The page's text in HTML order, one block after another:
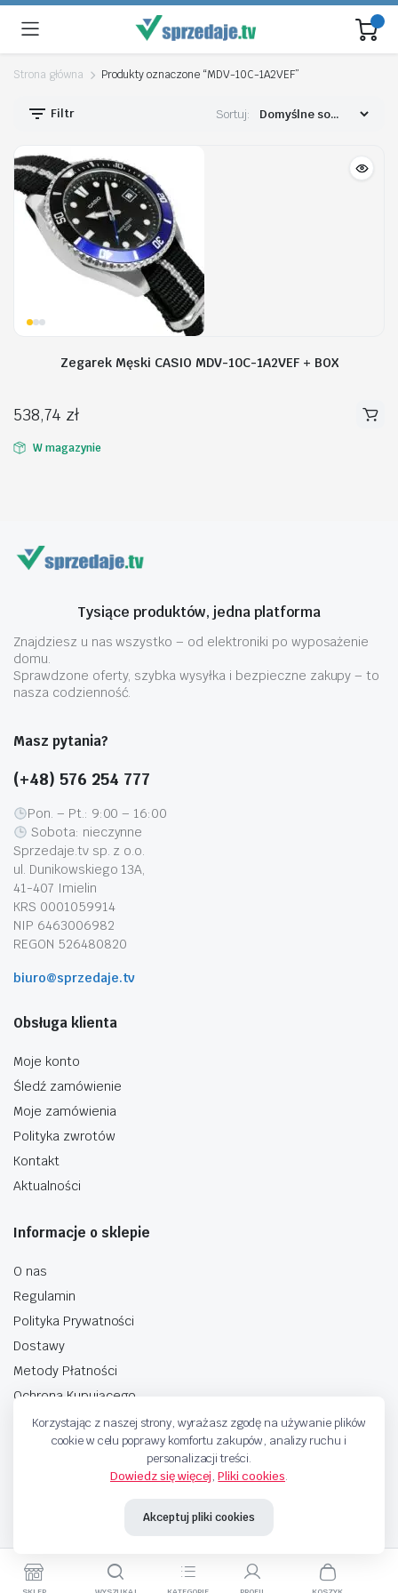
Strona główna Produkty oznaczone “MDV-10C-1A2VEF”
Filtr Sortuj:
Zegarek Męski CASIO MDV-10C-1A2VEF + BOX
538,74 zł
W magazynie
Tysiące produktów, jedna platforma
Znajdziesz u nas wszystko – od elektroniki po wyposażenie
domu.
Sprawdzone oferty, szybka wysyłka i bezpieczne zakupy – to
nasza codzienność.
Masz pytania?
(+48) 576 254 777
Pon. – Pt.: 9:00 – 16:00
Sobota: nieczynne
Sprzedaje.tv sp. z o.o.
ul. Dunikowskiego 13A,
41-407 Imielin
KRS 0001059914
NIP 6463006982
REGON 526480820
biuro@sprzedaje.tv
Obsługa klienta
Moje konto
Śledź zamówienie
Moje zamówienia
Polityka zwrotów
Kontakt
Aktualności
Informacje o sklepie
O nas
Regulamin
Polityka Prywatności
Dostawy
Metody Płatności
Ochrona Kupującego
Metody Płatnosci
Korzystając z naszej strony, wyrażasz zgodę na używanie plików
cookie w celu poprawy komfortu zakupów, analizy ruchu i
personalizacji treści.
Dowiedz się więcej,Pliki cookies.
Akceptuj pliki cookies